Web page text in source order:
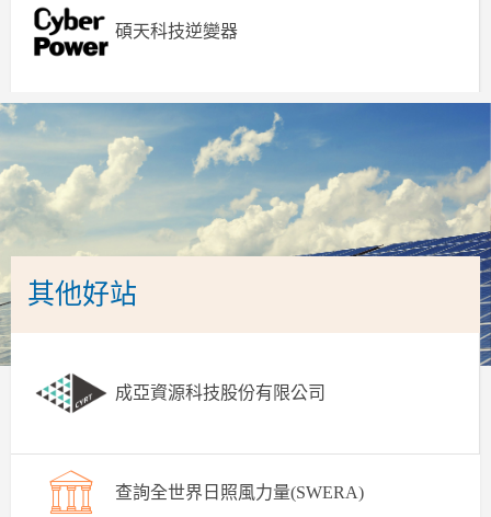
碩天科技逆變器
其他好站
成亞資源科技股份有限公司
查詢全世界日照風力量(SWERA)